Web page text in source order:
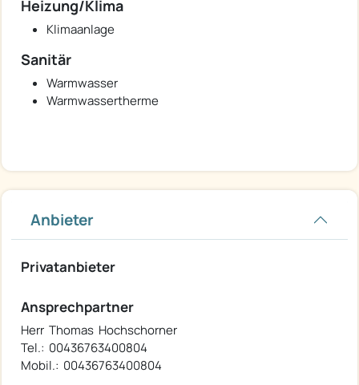
Heizung/Klima
Klimaanlage
Sanitär
Warmwasser
Warmwassertherme
Anbieter
Privatanbieter
Ansprechpartner
Herr Thomas Hochschorner
Tel.: 00436763400804
Mobil.: 00436763400804